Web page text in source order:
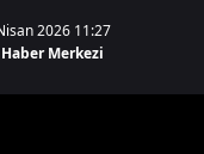
2026 11:27
Merkezi